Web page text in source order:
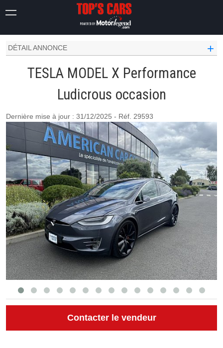
PERFORMANCE LUDICROUS
DÉTAIL ANNONCE
+
TESLA MODEL X Performance
Ludicrous occasion
Dernière mise à jour : 31/12/2025 - Réf. 29593
Contacter le vendeur